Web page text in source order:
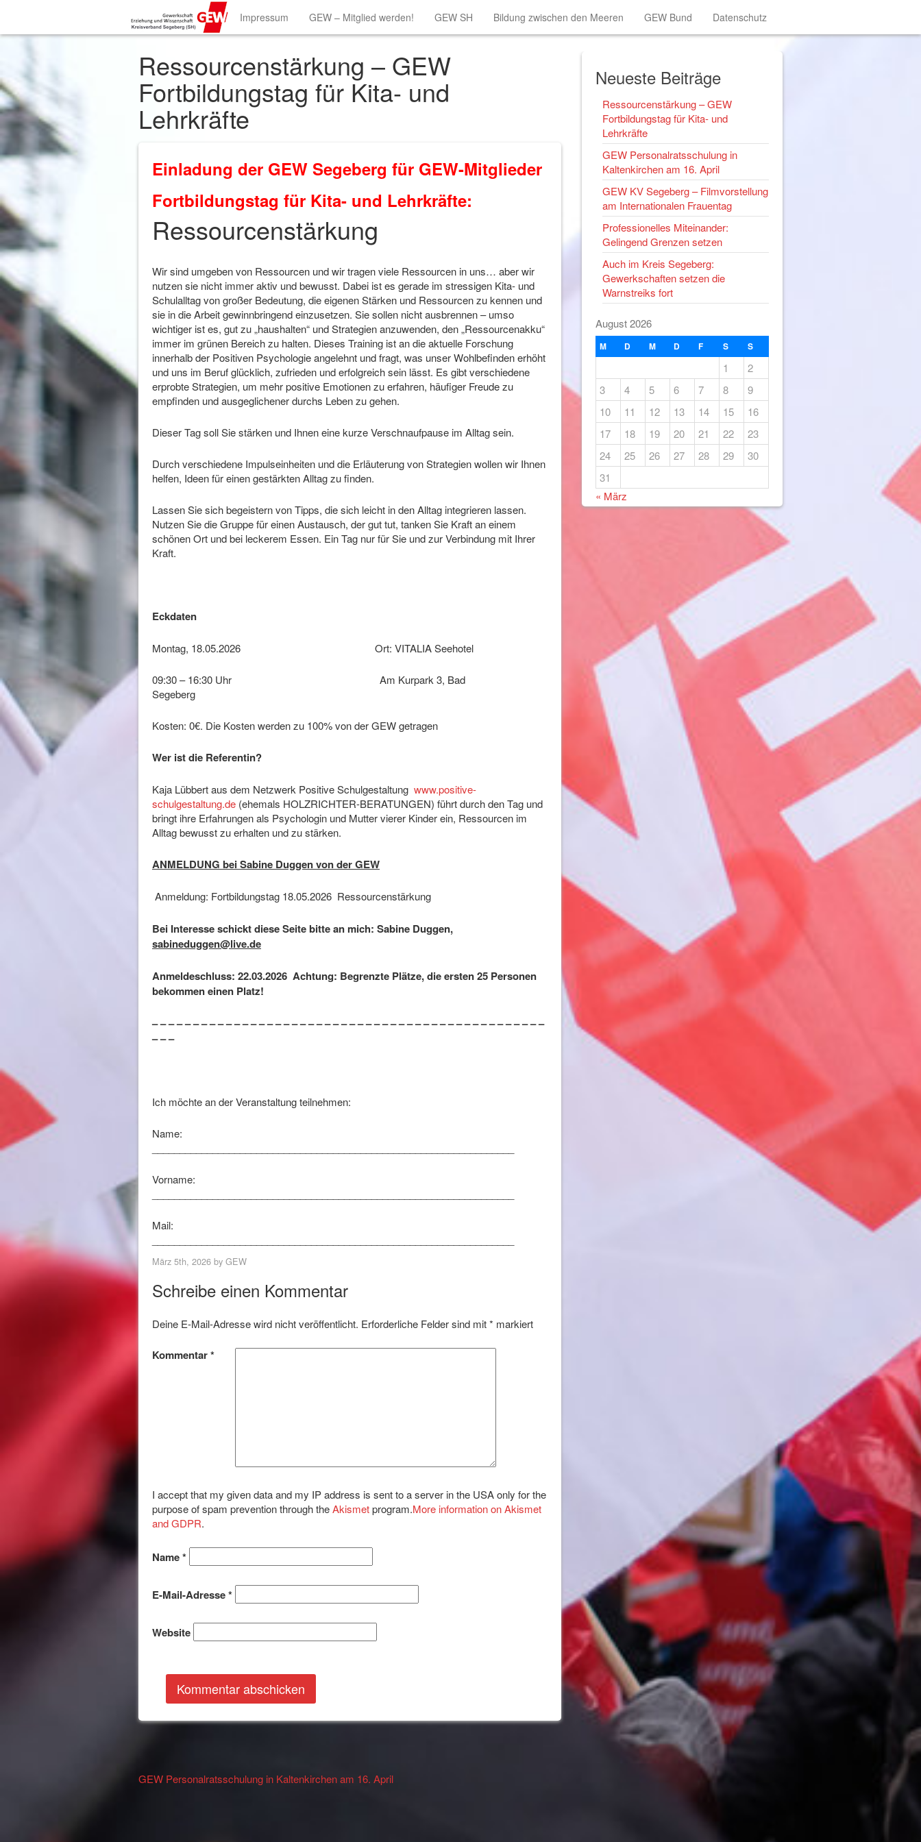
Impressum GEW – Mitglied werden! GEW SH Bildung zwischen den Meeren GEW Bund Datenschutz
Ressourcenstärkung – GEW
Fortbildungstag für Kita- und
Lehrkräfte
Einladung der GEW Segeberg für GEW-Mitglieder
Fortbildungstag für Kita- und Lehrkräfte:
Ressourcenstärkung
Wir sind umgeben von Ressourcen und wir tragen viele Ressourcen in uns… aber wir
nutzen sie nicht immer aktiv und bewusst. Dabei ist es gerade im stressigen Kita- und
Schulalltag von großer Bedeutung, die eigenen Stärken und Ressourcen zu kennen und
sie in die Arbeit gewinnbringend einzusetzen. Sie sollen nicht ausbrennen – umso
wichtiger ist es, gut zu „haushalten“ und Strategien anzuwenden, den „Ressourcenakku“
immer im grünen Bereich zu halten. Dieses Training ist an die aktuelle Forschung
innerhalb der Positiven Psychologie angelehnt und fragt, was unser Wohlbefinden erhöht
und uns im Beruf glücklich, zufrieden und erfolgreich sein lässt. Es gibt verschiedene
erprobte Strategien, um mehr positive Emotionen zu erfahren, häufiger Freude zu
empfinden und ausgeglichener durchs Leben zu gehen.
Dieser Tag soll Sie stärken und Ihnen eine kurze Verschnaufpause im Alltag sein.
Durch verschiedene Impulseinheiten und die Erläuterung von Strategien wollen wir Ihnen
helfen, Ideen für einen gestärkten Alltag zu finden.
Lassen Sie sich begeistern von Tipps, die sich leicht in den Alltag integrieren lassen.
Nutzen Sie die Gruppe für einen Austausch, der gut tut, tanken Sie Kraft an einem
schönen Ort und bei leckerem Essen. Ein Tag nur für Sie und zur Verbindung mit Ihrer
Kraft.
Eckdaten
Montag, 18.05.2026 Ort: VITALIA Seehotel
09:30 – 16:30 Uhr Am Kurpark 3, Bad
Segeberg
Kosten: 0€. Die Kosten werden zu 100% von der GEW getragen
Wer ist die Referentin?
Kaja Lübbert aus dem Netzwerk Positive Schulgestaltung www.positive-
schulgestaltung.de (ehemals HOLZRICHTER-BERATUNGEN) führt durch den Tag und
bringt ihre Erfahrungen als Psychologin und Mutter vierer Kinder ein, Ressourcen im
Alltag bewusst zu erhalten und zu stärken.
ANMELDUNG bei Sabine Duggen von der GEW
Anmeldung: Fortbildungstag 18.05.2026 Ressourcenstärkung
Bei Interesse schickt diese Seite bitte an mich: Sabine Duggen,
sabineduggen@live.de
Anmeldeschluss: 22.03.2026 Achtung: Begrenzte Plätze, die ersten 25 Personen
bekommen einen Platz!
– – – – – – – – – – – – – – – – – – – – – – – – – – – – – – – – – – – – – – – – – – – – – – – –
– – –
Ich möchte an der Veranstaltung teilnehmen:
Name:
Vorname:
Mail:
März 5th, 2026 by GEW
Schreibe einen Kommentar
Deine E-Mail-Adresse wird nicht veröffentlicht. Erforderliche Felder sind mit* markiert
Kommentar*
I accept that my given data and my IP address is sent to a server in the USA only for the
purpose of spam prevention through theAkismetprogram.More information on Akismet
and GDPR.
Name*
E-Mail-Adresse*
Website
Other
GEW Personalratsschulung in Kaltenkirchen am 16. April
Neueste Beiträge
Ressourcenstärkung – GEW
Fortbildungstag für Kita- und
Lehrkräfte
GEW Personalratsschulung in
Kaltenkirchen am 16. April
GEW KV Segeberg – Filmvorstellung
am Internationalen Frauentag
Professionelles Miteinander:
Gelingend Grenzen setzen
Auch im Kreis Segeberg:
Gewerkschaften setzen die
Warnstreiks fort
August 2026
M D M D F S S
1
2
3
4 5 6 7 8
9
10
11 12 13 14 15
16
17
18 19 20 21 22
23
24
25 26 27 28 29
30
31
« März